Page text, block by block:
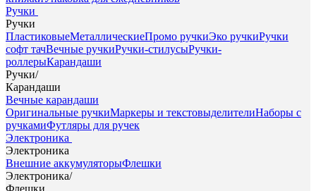
Ручки
Ручки
ПластиковыеМеталлическиеПромо ручкиЭко ручкиРучки
софт тачВечные ручкиРучки-стилусыРучки-
роллерыКарандаши
Ручки/
Карандаши
Вечные карандаши
Оригинальные ручкиМаркеры и текстовыделителиНаборы с
ручкамиФутляры для ручек
Электроника
Электроника
Внешние аккумуляторыФлешки
Электроника/
Флешки